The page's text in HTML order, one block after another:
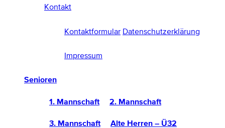
Kontakt
Kontaktformular Datenschutzerklärung
Impressum
Senioren
1. Mannschaft 2. Mannschaft
3. Mannschaft Alte Herren – Ü32